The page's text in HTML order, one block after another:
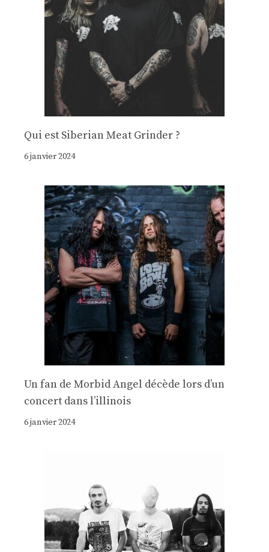
Qui est Siberian Meat Grinder ?
6 janvier 2024
Un fan de Morbid Angel décède lors d’un
concert dans l’illinois
6 janvier 2024